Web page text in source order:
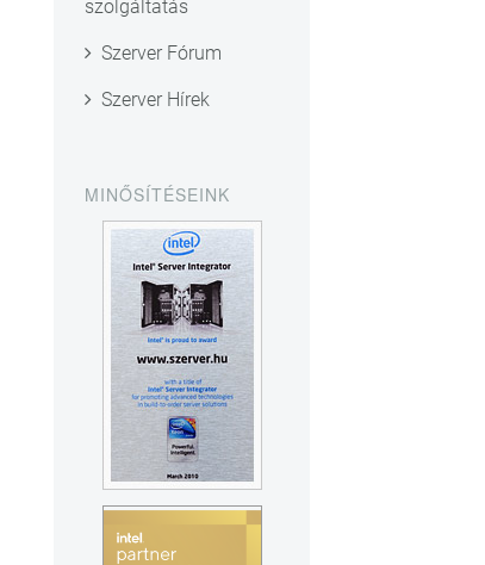
szolgáltatás
Szerver Fórum
Szerver Hírek
MINŐSÍTÉSEINK